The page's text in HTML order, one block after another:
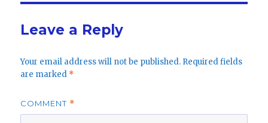
Leave a Reply
Your email address will not be published. Required fields
are marked *
COMMENT *